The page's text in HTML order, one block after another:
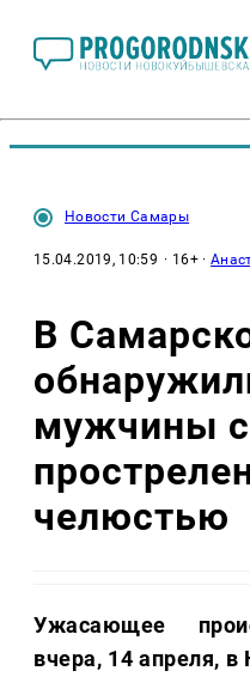
Новости Самары
15.04.2019, 10:59 · 16+ ·
В
мужчины с
челюстью
Ужасающее
вчера, 14 апреля,